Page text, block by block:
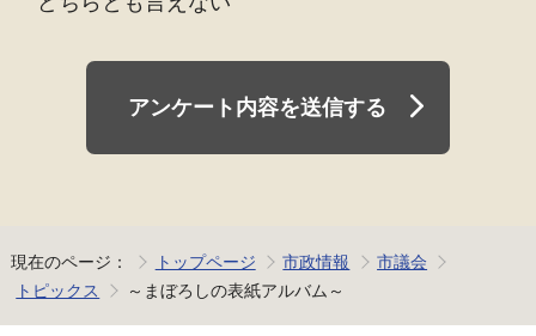
アンケート内容を送信する
現在のページ： トップページ 市政情報
市議会
トピックス
～まぼろしの表紙アルバム～